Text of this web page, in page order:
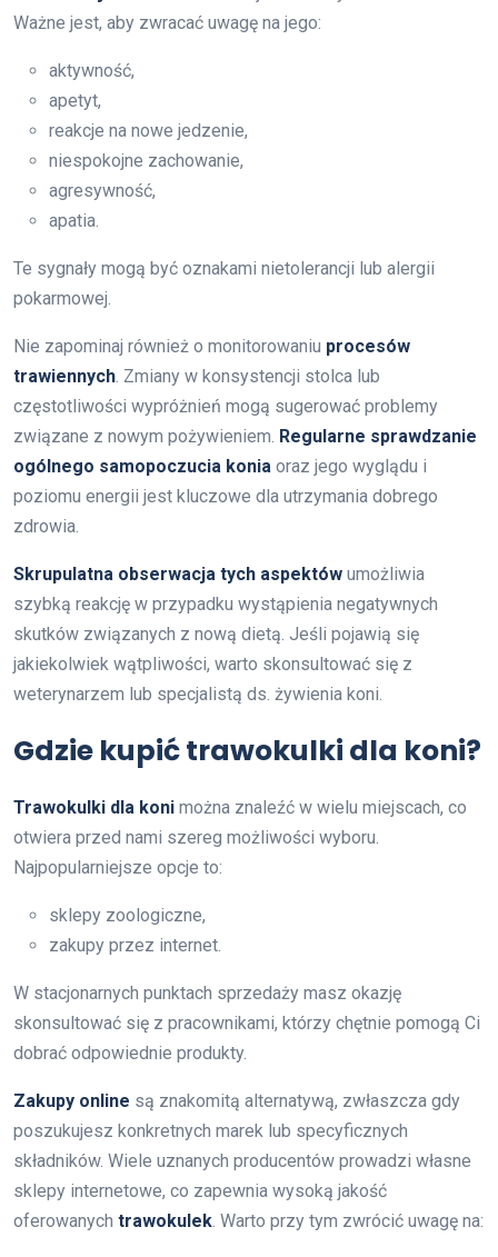
Ważne jest, aby zwracać uwagę na jego:
aktywność,
apetyt,
reakcje na nowe jedzenie,
niespokojne zachowanie,
agresywność,
apatia.
Te sygnały mogą być oznakami nietolerancji lub alergii
pokarmowej.
Nie zapominaj również o monitorowaniu procesów
trawiennych. Zmiany w konsystencji stolca lub
częstotliwości wypróżnień mogą sugerować problemy
związane z nowym pożywieniem. Regularne sprawdzanie
ogólnego samopoczucia konia oraz jego wyglądu i
poziomu energii jest kluczowe dla utrzymania dobrego
zdrowia.
Skrupulatna obserwacja tych aspektów umożliwia
szybką reakcję w przypadku wystąpienia negatywnych
skutków związanych z nową dietą. Jeśli pojawią się
jakiekolwiek wątpliwości, warto skonsultować się z
weterynarzem lub specjalistą ds. żywienia koni.
Gdzie kupić trawokulki dla koni?
Trawokulki dla koni można znaleźć w wielu miejscach, co
otwiera przed nami szereg możliwości wyboru.
Najpopularniejsze opcje to:
sklepy zoologiczne,
zakupy przez internet.
W stacjonarnych punktach sprzedaży masz okazję
skonsultować się z pracownikami, którzy chętnie pomogą Ci
dobrać odpowiednie produkty.
Zakupy online są znakomitą alternatywą, zwłaszcza gdy
poszukujesz konkretnych marek lub specyficznych
składników. Wiele uznanych producentów prowadzi własne
sklepy internetowe, co zapewnia wysoką jakość
oferowanych trawokulek. Warto przy tym zwrócić uwagę na: